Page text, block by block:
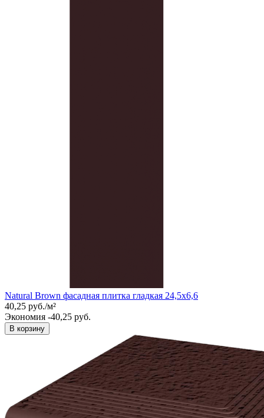
Natural Brown фасадная плитка гладкая 24,5x6,6
40,25 руб./м²
Экономия -40,25 руб.
В корзину